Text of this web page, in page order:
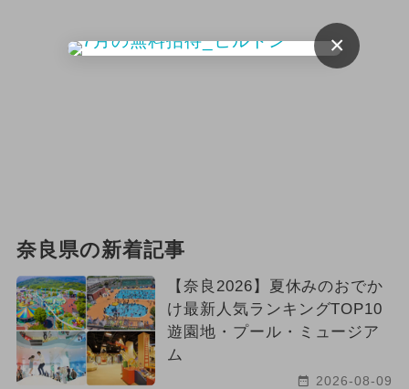
奈良県の新着記事
【奈良2026】夏休みのおでか
け最新人気ランキングTOP10
遊園地・プール・ミュージア
ム
2026-08-09
×